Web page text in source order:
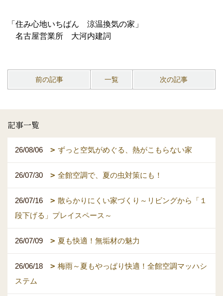
「住み心地いちばん 涼温換気の家」
名古屋営業所 大河内建詞
前の記事 一覧 次の記事
記事一覧
26/08/06 ずっと空気がめぐる、熱がこもらない家
26/07/30 全館空調で、夏の虫対策にも！
26/07/16
散らかりにくい家づくり～リビングから「１
段下げる」プレイスペース～
26/07/09 夏も快適！無垢材の魅力
26/06/18
梅雨～夏もやっぱり快適！全館空調マッハシ
ステム